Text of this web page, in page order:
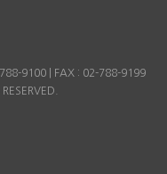
788-9100 | FAX : 02-788-9199